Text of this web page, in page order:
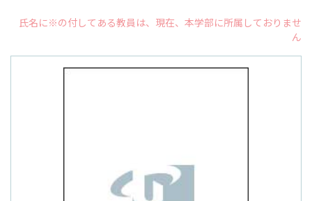
氏名に※の付してある教員は、現在、本学部に所属しておりませ
ん